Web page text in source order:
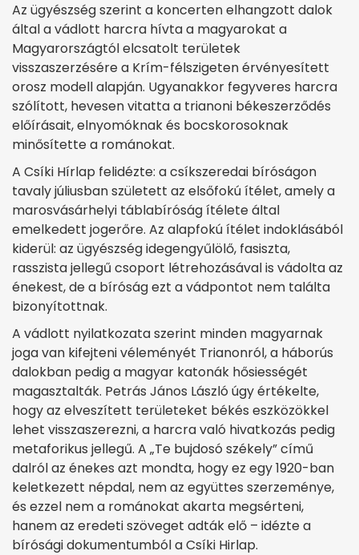
Az ügyészség szerint a koncerten elhangzott dalok
által a vádlott harcra hívta a magyarokat a
Magyarországtól elcsatolt területek
visszaszerzésére a Krím-félszigeten érvényesített
orosz modell alapján. Ugyanakkor fegyveres harcra
szólított, hevesen vitatta a trianoni békeszerződés
előírásait, elnyomóknak és bocskorosoknak
minősítette a románokat.
A Csíki Hírlap felidézte: a csíkszeredai bíróságon
tavaly júliusban született az elsőfokú ítélet, amely a
marosvásárhelyi táblabíróság ítélete által
emelkedett jogerőre. Az alapfokú ítélet indoklásából
kiderül: az ügyészség idegengyűlölő, fasiszta,
rasszista jellegű csoport létrehozásával is vádolta az
énekest, de a bíróság ezt a vádpontot nem találta
bizonyítottnak.
A vádlott nyilatkozata szerint minden magyarnak
joga van kifejteni véleményét Trianonról, a háborús
dalokban pedig a magyar katonák hősiességét
magasztalták. Petrás János László úgy értékelte,
hogy az elveszített területeket békés eszközökkel
lehet visszaszerezni, a harcra való hivatkozás pedig
metaforikus jellegű. A „Te bujdosó székely” című
dalról az énekes azt mondta, hogy ez egy 1920-ban
keletkezett népdal, nem az együttes szerzeménye,
és ezzel nem a románokat akarta megsérteni,
hanem az eredeti szöveget adták elő – idézte a
bírósági dokumentumból a Csíki Hirlap.